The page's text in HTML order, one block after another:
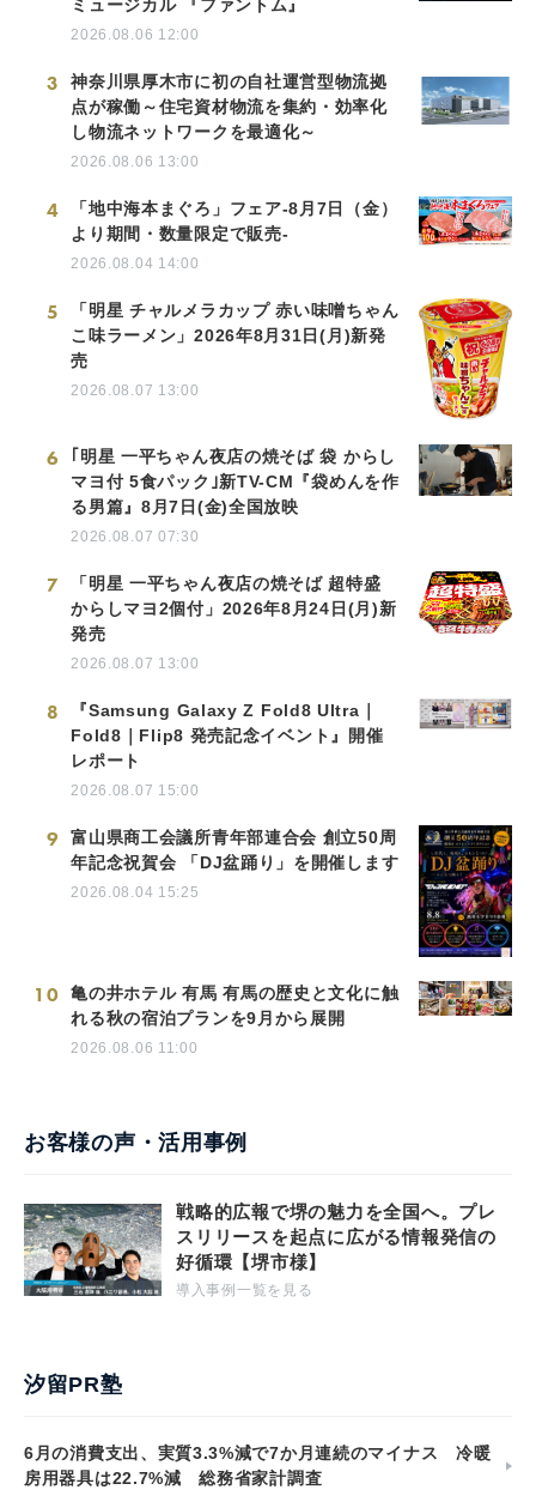
ミュージカル 『ファントム』
2026.08.06 12:00
3
神奈川県厚木市に初の自社運営型物流拠
点が稼働～住宅資材物流を集約・効率化
し物流ネットワークを最適化～
2026.08.06 13:00
4
「地中海本まぐろ」フェア-8月7日（金）
より期間・数量限定で販売-
2026.08.04 14:00
5
「明星 チャルメラカップ 赤い味噌ちゃん
こ味ラーメン」2026年8月31日(月)新発
売
2026.08.07 13:00
6
｢明星 一平ちゃん夜店の焼そば 袋 からし
マヨ付 5食パック｣新TV-CM『袋めんを作
る男篇』8月7日(金)全国放映
2026.08.07 07:30
7
「明星 一平ちゃん夜店の焼そば 超特盛
からしマヨ2個付」2026年8月24日(月)新
発売
2026.08.07 13:00
8
『Samsung Galaxy Z Fold8 Ultra｜
Fold8｜Flip8 発売記念イベント』開催
レポート
2026.08.07 15:00
9
富山県商工会議所青年部連合会 創立50周
年記念祝賀会 「DJ盆踊り」を開催します
2026.08.04 15:25
10
亀の井ホテル 有馬 有馬の歴史と文化に触
れる秋の宿泊プランを9月から展開
2026.08.06 11:00
お客様の声・活用事例
戦略的広報で堺の魅力を全国へ。プレ
スリリースを起点に広がる情報発信の
好循環【堺市様】
導入事例一覧を見る
汐留PR塾
6月の消費支出、実質3.3%減で7か月連続のマイナス 冷暖
房用器具は22.7%減 総務省家計調査